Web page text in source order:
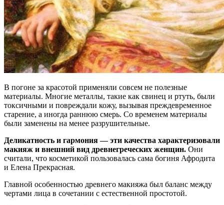
В погоне за красотой применяли совсем не полезные
материалы. Многие металлы, такие как свинец и ртуть, были
токсичными и повреждали кожу, вызывая преждевременное
старение, а иногда раннюю смерь. Со временем материалы
были заменены на менее разрушительные.
Деликатность и гармония — эти качества характеризовали
макияж и внешний вид древнегреческих женщин. Они
считали, что косметикой пользовалась сама богиня Афродита
и Елена Прекрасная.
Главной особенностью древнего макияжа был баланс между
чертами лица в сочетании с естественной простотой.